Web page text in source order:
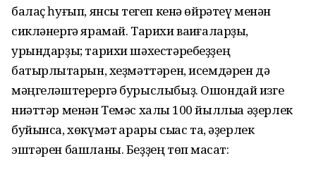
балаҫ һуғып, янсыҡ тегеп кенә өйрәтеү менән
сикләнергә ярамай. Тарихи ваҡиғаларҙы,
урындарҙы; тарихи шәхестәребеҙҙең
батырлыҡтарын, хеҙмәттәрен, исемдәрен дә
мәңгеләштерергә бурыслыбыҙ. Ошондай изге
ниәттәр менән Темәс халҡы 100 йыллыҡҡа әҙерлек
буйынса, хөкүмәт ҡарары сыҡҡас та, әҙерлек
эштәрен башланы. Беҙҙең төп маҡсат: